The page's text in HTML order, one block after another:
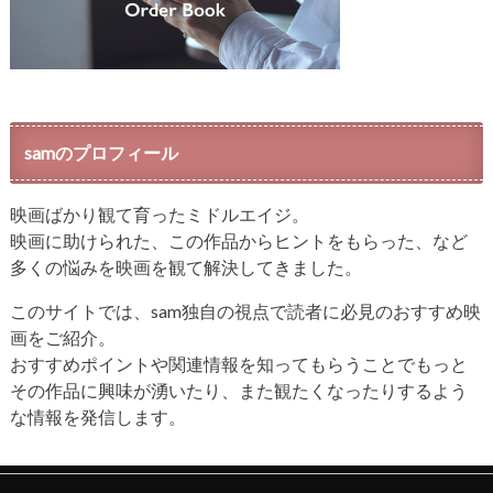
samのプロフィール
映画ばかり観て育ったミドルエイジ。
映画に助けられた、この作品からヒントをもらった、など
多くの悩みを映画を観て解決してきました。
このサイトでは、sam独自の視点で読者に必見のおすすめ映
画をご紹介。
おすすめポイントや関連情報を知ってもらうことでもっと
その作品に興味が湧いたり、また観たくなったりするよう
な情報を発信します。